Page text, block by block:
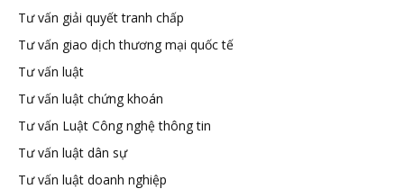
Tư vấn giải quyết tranh chấp
Tư vấn giao dịch thương mại quốc tế
Tư vấn luật
Tư vấn luật chứng khoán
Tư vấn Luật Công nghệ thông tin
Tư vấn luật dân sự
Tư vấn luật doanh nghiệp